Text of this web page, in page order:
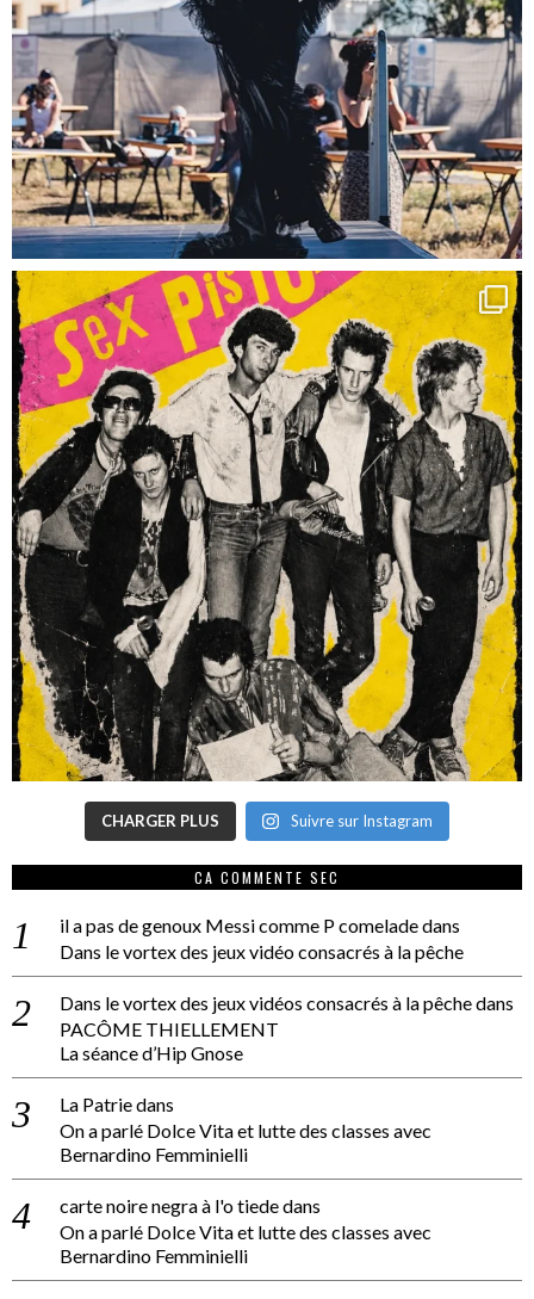
CHARGER PLUS Suivre sur Instagram
CA COMMENTE SEC
il a pas de genoux Messi comme P comeladedans
Dans le vortex des jeux vidéo consacrés à la pêche
Dans le vortex des jeux vidéos consacrés à la pêchedans
PACÔME THIELLEMENT
La séance d’Hip Gnose
La Patriedans
On a parlé Dolce Vita et lutte des classes avec
Bernardino Femminielli
carte noire negra à l'o tiededans
On a parlé Dolce Vita et lutte des classes avec
Bernardino Femminielli